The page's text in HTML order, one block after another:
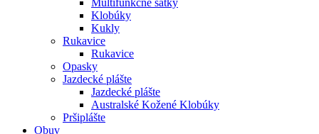
Klobúky
Kukly
Rukavice
Rukavice
Opasky
Jazdecké plášte
Jazdecké plášte
Australské Kožené Klobúky
Pršiplášte
Obuv